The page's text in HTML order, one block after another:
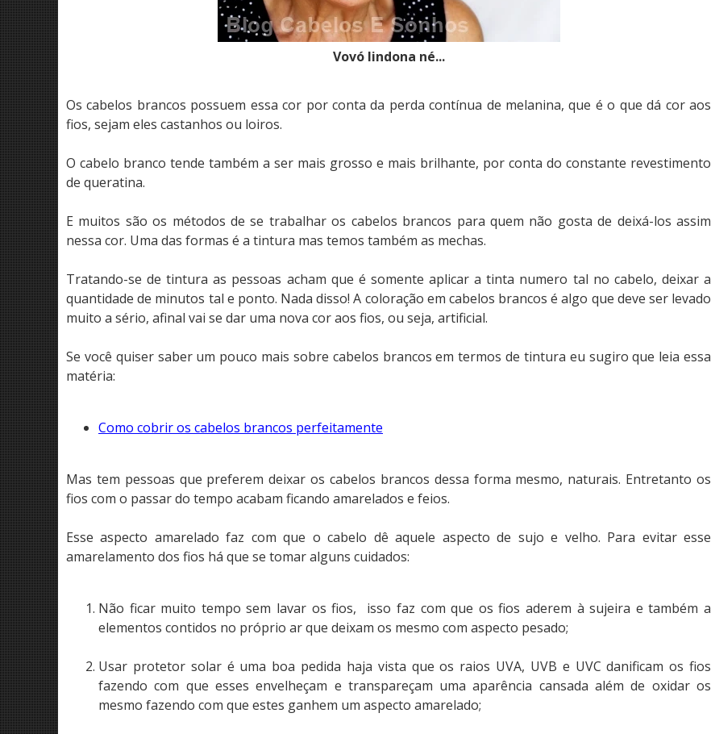
Vovó lindona né...
Os cabelos brancos possuem essa cor por conta da perda contínua de melanina, que é o que dá cor aos
fios, sejam eles castanhos ou loiros.
O cabelo branco tende também a ser mais grosso e mais brilhante, por conta do constante revestimento
de queratina.
E muitos são os métodos de se trabalhar os cabelos brancos para quem não gosta de deixá-los assim
nessa cor. Uma das formas é a tintura mas temos também as mechas.
Tratando-se de tintura as pessoas acham que é somente aplicar a tinta numero tal no cabelo, deixar a
quantidade de minutos tal e ponto. Nada disso! A coloração em cabelos brancos é algo que deve ser levado
muito a sério, afinal vai se dar uma nova cor aos fios, ou seja, artificial.
Se você quiser saber um pouco mais sobre cabelos brancos em termos de tintura eu sugiro que leia essa
matéria:
Como cobrir os cabelos brancos perfeitamente
Mas tem pessoas que preferem deixar os cabelos brancos dessa forma mesmo, naturais. Entretanto os
fios com o passar do tempo acabam ficando amarelados e feios.
Esse aspecto amarelado faz com que o cabelo dê aquele aspecto de sujo e velho. Para evitar esse
amarelamento dos fios há que se tomar alguns cuidados:
Não ficar muito tempo sem lavar os fios, isso faz com que os fios aderem à sujeira e também a
elementos contidos no próprio ar que deixam os mesmo com aspecto pesado;
Usar protetor solar é uma boa pedida haja vista que os raios UVA, UVB e UVC danificam os fios
fazendo com que esses envelheçam e transpareçam uma aparência cansada além de oxidar os
mesmo fazendo com que estes ganhem um aspecto amarelado;